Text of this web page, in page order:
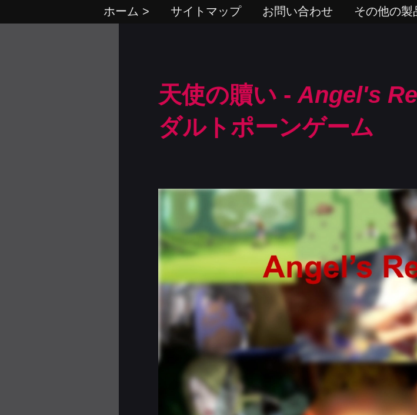
ホーム > サイトマップ お問い合わせ その他の製
天使の贖い - Angel's
ダルトポーンゲーム